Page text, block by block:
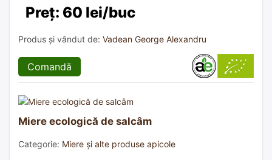
Preț: 60 lei/buc
Produs și vândut de: Vadean George Alexandru
Comandă
Miere ecologică de salcâm
Categorie: Miere și alte produse apicole